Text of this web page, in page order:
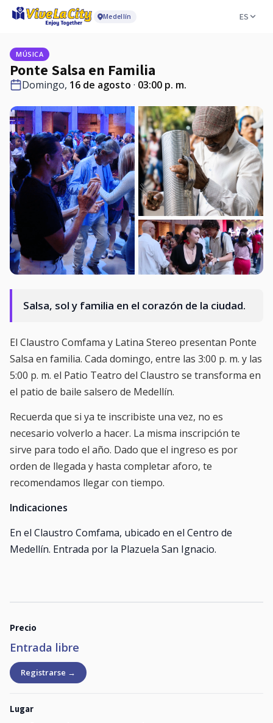
Medellín ES
MÚSICA
Ponte Salsa en Familia
Domingo, 16 de agosto · 03:00 p. m.
Salsa, sol y familia en el corazón de la ciudad.
El Claustro Comfama y Latina Stereo presentan Ponte
Salsa en familia. Cada domingo, entre las 3:00 p. m. y las
5:00 p. m. el Patio Teatro del Claustro se transforma en
el patio de baile salsero de Medellín.
Recuerda que si ya te inscribiste una vez, no es
necesario volverlo a hacer. La misma inscripción te
sirve para todo el año. Dado que el ingreso es por
orden de llegada y hasta completar aforo, te
recomendamos llegar con tiempo.
Indicaciones
En el Claustro Comfama, ubicado en el Centro de
Medellín. Entrada por la Plazuela San Ignacio.
Precio
Entrada libre
Registrarse →
Lugar